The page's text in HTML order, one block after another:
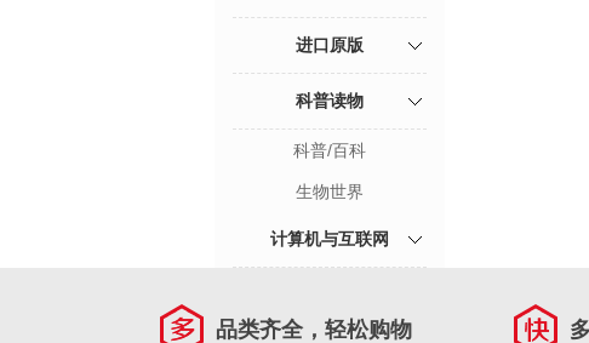
进口原版
科普读物
科普/百科
生物世界
计算机与互联网
品类齐全，轻松购物